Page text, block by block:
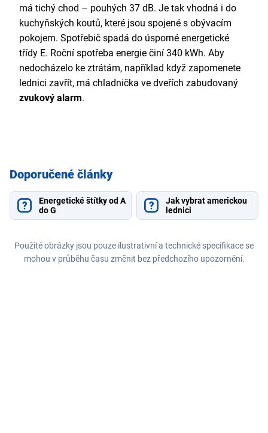
má tichý chod – pouhých 37 dB. Je tak vhodná i do
kuchyňských koutů, které jsou spojené s obývacím
pokojem. Spotřebič spadá do úsporné energetické
třídy E. Roční spotřeba energie činí 340 kWh. Aby
nedocházelo ke ztrátám, například když zapomenete
lednici zavřít, má chladnička ve dveřích zabudovaný
zvukový alarm.
Doporučené články
Energetické štítky od A
do G
Jak vybrat americkou
lednici
Použité obrázky jsou pouze ilustrativní a technické specifikace se
mohou v průběhu času změnit bez předchozího upozornění.